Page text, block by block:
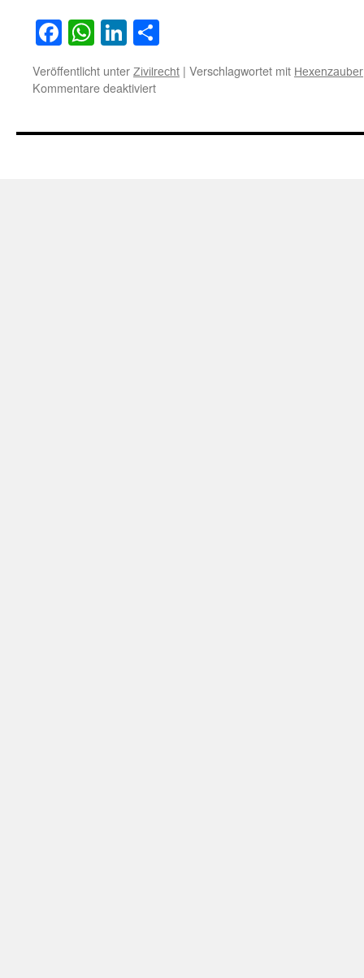
Facebook
WhatsApp
LinkedIn
Veröffentlicht unter Zivilrecht | Verschlagwortet mit Hexenzauber
Kommentare deaktiviertfür
„Liebeszauber“